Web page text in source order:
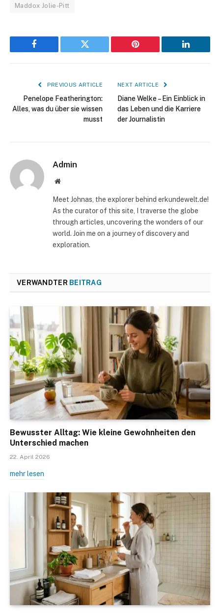
Maddox Jolie-Pitt
Facebook Twitter Pinterest LinkedIn
PREVIOUS ARTICLE
Penelope Featherington:
Alles, was du über sie wissen
musst
NEXT ARTICLE
Diane Welke – Ein Einblick in
das Leben und die Karriere
der Journalistin
Admin
Website
Meet Johnas, the explorer behind erkundewelt.de!
As the curator of this site, I traverse the globe
through articles, uncovering the wonders of our
world. Join me on a journey of discovery and
exploration.
VERWANDTER BEITRAG
Bewusster Alltag: Wie kleine Gewohnheiten den
Unterschied machen
22. April 2026
mehr lesen